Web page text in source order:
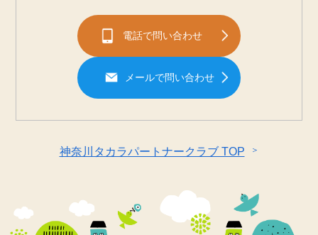
電話で問い合わせ
メールで問い合わせ
神奈川タカラパートナークラブ TOP ＞